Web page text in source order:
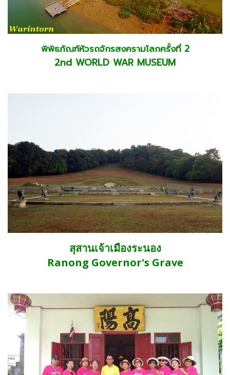
พิพิธภัณฑ์หัวรถจักรสงครามโลกครั้งที่ 2
2nd WORLD WAR MUSEUM
สุสานเจ้าเมืองระนอง
Ranong Governor's Grave